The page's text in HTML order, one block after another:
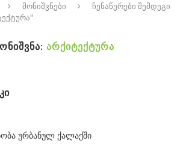
მონიშვნები
ჩენაწერები შემდეგი
ᲐᲠᲥᲘᲢᲔᲥᲢᲣᲠᲐ
ურბანულ ქალაქში